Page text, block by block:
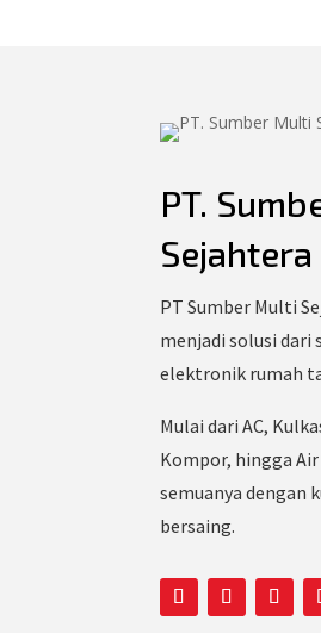
PT.
Sejahtera
PT Sumber Multi
menjadi solusi dari
elektronik rumah
Mulai dari AC,
Kompor, hingga
semuanya dengan
bersaing.